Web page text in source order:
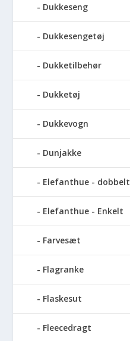
Dukkeseng
Dukkesengetøj
Dukketilbehør
Dukketøj
Dukkevogn
Dunjakke
Elefanthue - dobbelt
Elefanthue - Enkelt
Farvesæt
Flagranke
Flaskesut
Fleecedragt